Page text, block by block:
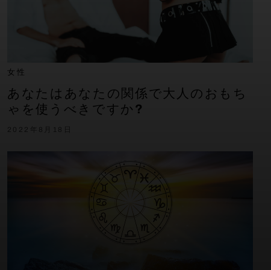
女性
あなたはあなたの関係で大人のおもち
ゃを使うべきですか?
2022年8月18日